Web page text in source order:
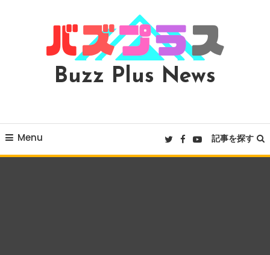
Buzz Plus News
Menu 記事を探す